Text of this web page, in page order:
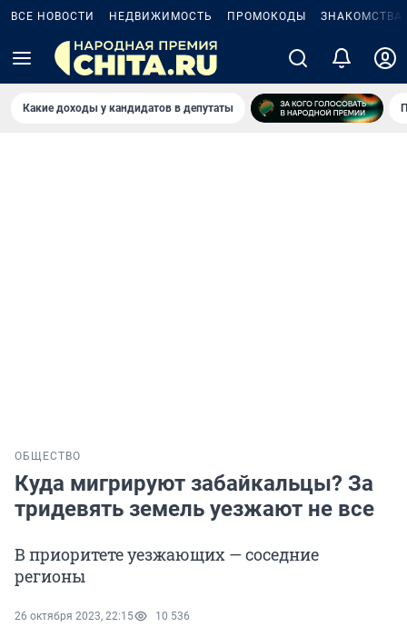
ВСЕ НОВОСТИ НЕДВИЖИМОСТЬ ПРОМОКОДЫ ЗНАКОМСТВА
Какие доходы у кандидатов в депутаты
ОБЩЕСТВО
Куда мигрируют забайкальцы? За
тридевять земель уезжают не все
В приоритете уезжающих — соседние
регионы
26 октября 2023, 22:15 10 536